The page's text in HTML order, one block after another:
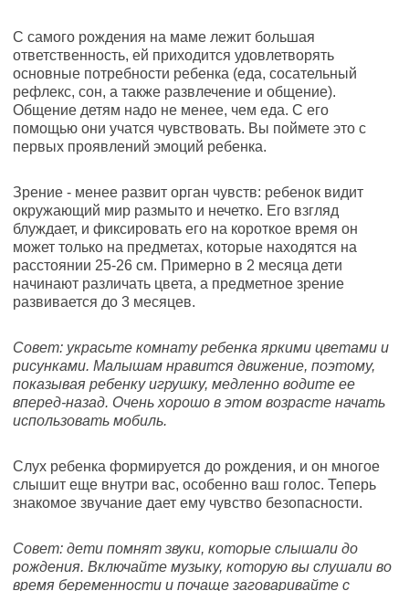
С самого рождения на маме лежит большая
ответственность, ей приходится удовлетворять
основные потребности ребенка (еда, сосательный
рефлекс, сон, а также развлечение и общение).
Общение детям надо не менее, чем еда. С его
помощью они учатся чувствовать. Вы поймете это с
первых проявлений эмоций ребенка.
Зрение - менее развит орган чувств: ребенок видит
окружающий мир размыто и нечетко. Его взгляд
блуждает, и фиксировать его на короткое время он
может только на предметах, которые находятся на
расстоянии 25-26 см. Примерно в 2 месяца дети
начинают различать цвета, а предметное зрение
развивается до 3 месяцев.
Совет: украсьте комнату ребенка яркими цветами и
рисунками. Малышам нравится движение, поэтому,
показывая ребенку игрушку, медленно водите ее
вперед-назад. Очень хорошо в этом возрасте начать
использовать мобиль.
Слух ребенка формируется до рождения, и он многое
слышит еще внутри вас, особенно ваш голос. Теперь
знакомое звучание дает ему чувство безопасности.
Совет: дети помнят звуки, которые слышали до
рождения. Включайте музыку, которую вы слушали во
время беременности и почаще заговаривайте с